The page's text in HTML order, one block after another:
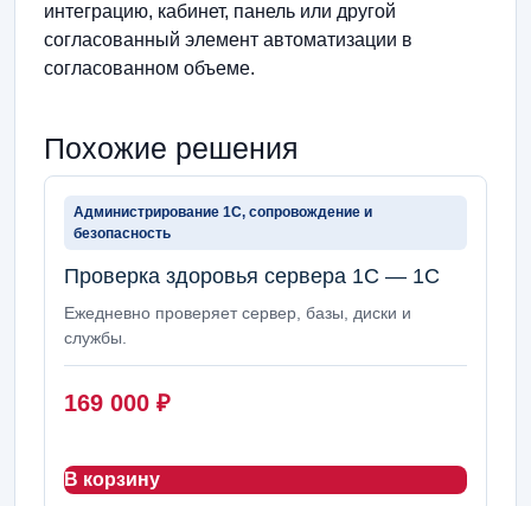
интеграцию, кабинет, панель или другой
согласованный элемент автоматизации в
согласованном объеме.
Похожие решения
Администрирование 1С, сопровождение и
безопасность
Проверка здоровья сервера 1С — 1С
Ежедневно проверяет сервер, базы, диски и
службы.
169 000 ₽
В корзину